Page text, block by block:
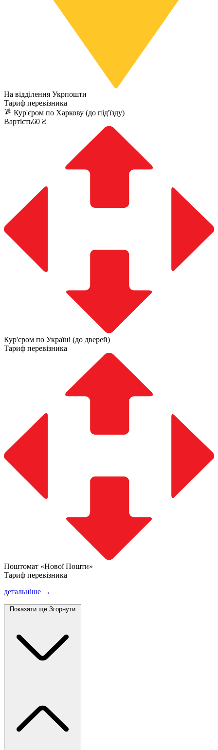
На відділення Укрпошти
Тариф перевізника
Кур'єром по Харкову (до під'їзду)
Вартість60 ₴
Кур'єром по Україні (до дверей)
Тариф перевізника
Поштомат «Нової Пошти»
Тариф перевізника
детальніше →
Показати ще Згорнути